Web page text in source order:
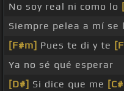
No soy real ni como lo
Siempre pelea a mí se
[F#m] Pues te di y te
Ya no sé qué esperar
[D#] Si dice que me